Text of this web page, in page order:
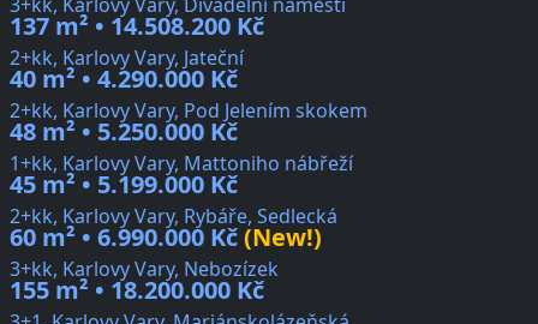
137 m² • 14.508.200 Kč
2+kk, Karlovy Vary, Jateční
40 m² • 4.290.000 Kč
2+kk, Karlovy Vary, Pod Jelením skokem
48 m² • 5.250.000 Kč
1+kk, Karlovy Vary, Mattoniho nábřeží
45 m² • 5.199.000 Kč
2+kk, Karlovy Vary, Rybáře, Sedlecká
60 m² • 6.990.000 Kč(New!)
3+kk, Karlovy Vary, Nebozízek
155 m² • 18.200.000 Kč